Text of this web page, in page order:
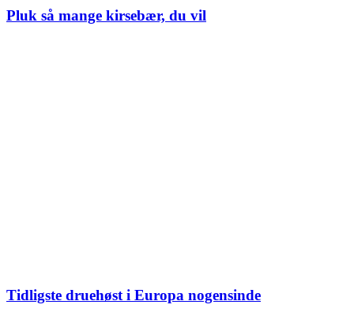
Pluk så mange kirsebær, du vil
Tidligste druehøst i Europa nogensinde